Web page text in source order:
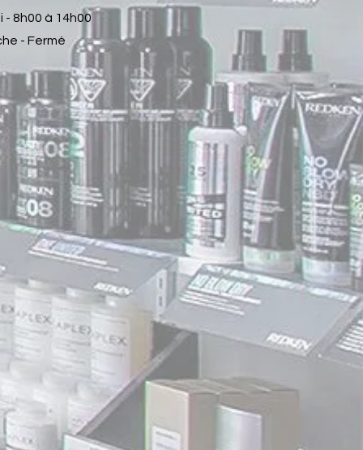
dimaléate, oxyde de
cocamidopropylamine, laureth
sulfosuccinate disodique, distéarate
de glycol, glutamate de cocoyl de
sodium, méthylgluceth-20,
copolymère d'acrylates, dioléate de
méthylglucose PEG-120,
amodiméthicone, acide citrique,
laurylsulfoacétate de sodium,
polyquaternium-10,
éthylhexylglycérine, copolymère de
divinyldiméthicone/diméthicone,
polyquaternium-11, disuccinate
d'éthylènediamine trisodique,
chlorure de guar
hydroxypropyltrimonium, C11-15
Alketh-7, Laureth-9, glycérine,
Trideceth-12, C12-13 Alketh-23, C12-
13 Alketh-3, panthénol, acide
acétique, protéine végétale
hydrolysée PG-propyl silanetriol,
triphosphate pentasodique, glyoxal,
hydroxyde de sodium, huile de graines
- 8h00 à 14h00
- Fermé